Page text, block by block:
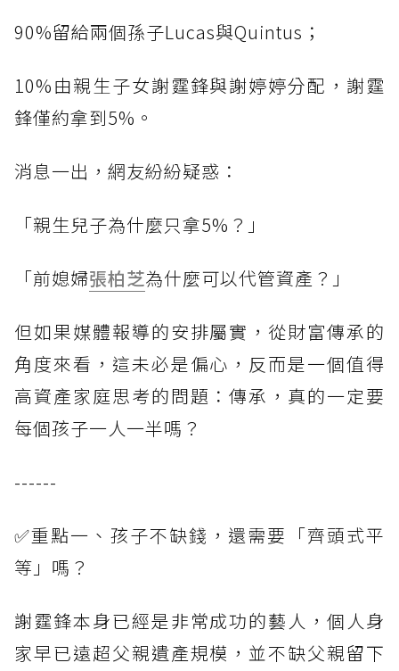
90%留給兩個孫子Lucas與Quintus；
10%由親生子女謝霆鋒與謝婷婷分配，謝霆
鋒僅約拿到5%。
消息一出，網友紛紛疑惑：
「親生兒子為什麼只拿5%？」
「前媳婦張柏芝為什麼可以代管資產？」
但如果媒體報導的安排屬實，從財富傳承的
角度來看，這未必是偏心，反而是一個值得
高資產家庭思考的問題：傳承，真的一定要
每個孩子一人一半嗎？
------
✅重點一、孩子不缺錢，還需要「齊頭式平
等」嗎？
謝霆鋒本身已經是非常成功的藝人，個人身
家早已遠超父親遺產規模，並不缺父親留下